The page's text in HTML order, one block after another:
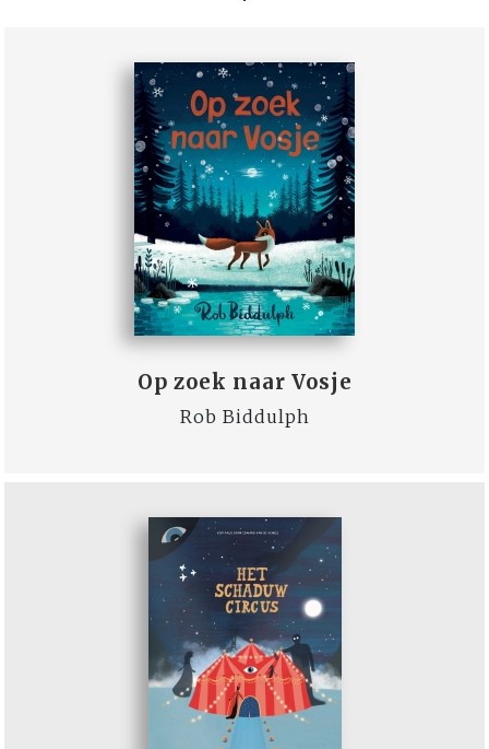
Op zoek naar Vosje
Rob Biddulph